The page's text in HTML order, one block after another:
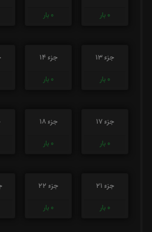
0 بار
0 بار
جزء 13
0 بار
جزء 14
0 بار
جزء 17
0 بار
جزء 18
0 بار
جزء 21
0 بار
جزء 22
0 بار